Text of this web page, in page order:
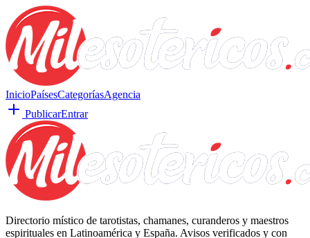
InicioPaísesCategoríasAgencia
PublicarEntrar
Directorio místico de tarotistas, chamanes, curanderos y maestros
espirituales en Latinoamérica y España. Avisos verificados y con